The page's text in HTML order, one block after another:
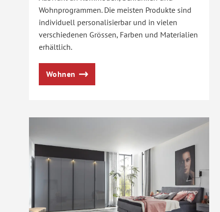
Wohnprogrammen. Die meisten Produkte sind
individuell personalisierbar und in vielen
verschiedenen Grössen, Farben und Materialien
erhältlich.
Wohnen